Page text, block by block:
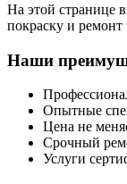
На этой странице
покраску и
Наши
Опытные
Цена не
Срочный
Услуги